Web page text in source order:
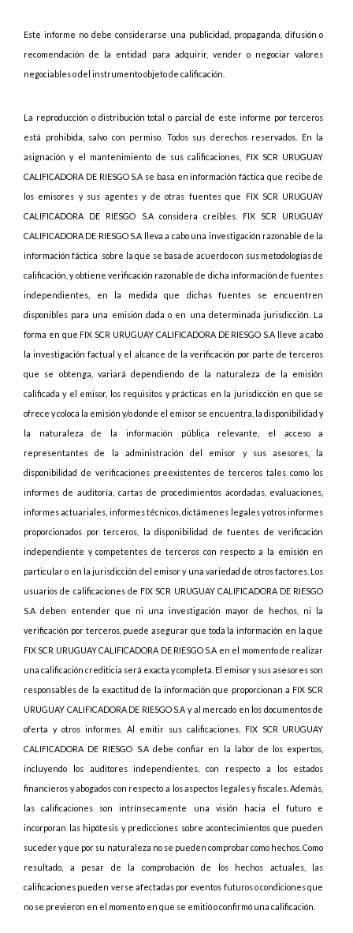
Este informe no debe considerarse una publicidad, propaganda, difusión o
recomendación de la entidad para adquirir, vender o negociar valores
negociables o del instrumento objeto de calificación.
La reproducción o distribución total o parcial de este informe por terceros
está prohibida, salvo con permiso. Todos sus derechos reservados. En la
asignación y el mantenimiento de sus calificaciones, FIX SCR URUGUAY
CALIFICADORA DE RIESGO S.A se basa en información fáctica que recibe de
los emisores y sus agentes y de otras fuentes que FIX SCR URUGUAY
CALIFICADORA DE RIESGO S.A considera creíbles. FIX SCR URUGUAY
CALIFICADORA DE RIESGO S.A lleva a cabo una investigación razonable de la
información fáctica sobre la que se basa de acuerdo con sus metodologías de
calificación, y obtiene verificación razonable de dicha información de fuentes
independientes, en la medida que dichas fuentes se encuentren
disponibles para una emisión dada o en una determinada jurisdicción. La
forma en que FIX SCR URUGUAY CALIFICADORA DE RIESGO S.A lleve a cabo
la investigación factual y el alcance de la verificación por parte de terceros
que se obtenga, variará dependiendo de la naturaleza de la emisión
calificada y el emisor, los requisitos y prácticas en la jurisdicción en que se
ofrece y coloca la emisión y/o donde el emisor se encuentra, la disponibilidad y
la naturaleza de la información pública relevante, el acceso a
representantes de la administración del emisor y sus asesores, la
disponibilidad de verificaciones preexistentes de terceros tales como los
informes de auditoría, cartas de procedimientos acordadas, evaluaciones,
informes actuariales, informes técnicos, dictámenes legales y otros informes
proporcionados por terceros, la disponibilidad de fuentes de verificación
independiente y competentes de terceros con respecto a la emisión en
particular o en la jurisdicción del emisor y una variedad de otros factores. Los
usuarios de calificaciones de FIX SCR URUGUAY CALIFICADORA DE RIESGO
S.A deben entender que ni una investigación mayor de hechos, ni la
verificación por terceros, puede asegurar que toda la información en la que
FIX SCR URUGUAY CALIFICADORA DE RIESGO S.A en el momento de realizar
una calificación crediticia será exacta y completa. El emisor y sus asesores son
responsables de la exactitud de la información que proporcionan a FIX SCR
URUGUAY CALIFICADORA DE RIESGO S.A y al mercado en los documentos de
oferta y otros informes. Al emitir sus calificaciones, FIX SCR URUGUAY
CALIFICADORA DE RIESGO S.A debe confiar en la labor de los expertos,
incluyendo los auditores independientes, con respecto a los estados
financieros y abogados con respecto a los aspectos legales y fiscales. Además,
las calificaciones son intrínsecamente una visión hacia el futuro e
incorporan las hipótesis y predicciones sobre acontecimientos que pueden
suceder y que por su naturaleza no se pueden comprobar como hechos. Como
resultado, a pesar de la comprobación de los hechos actuales, las
calificaciones pueden verse afectadas por eventos futuros o condiciones que
no se previeron en el momento en que se emitió o confirmó una calificación.